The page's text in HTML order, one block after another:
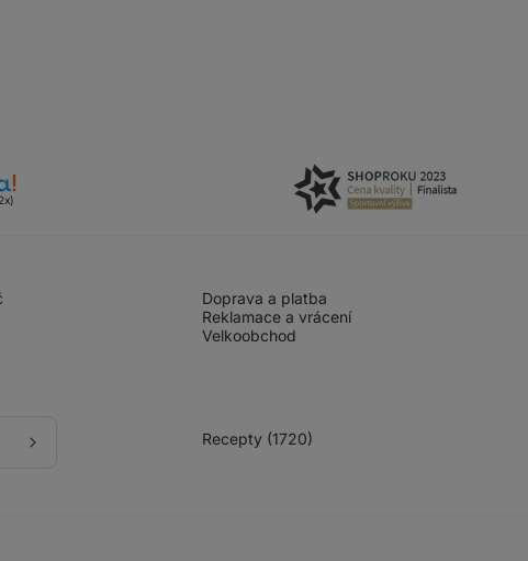
Doprava a platba
Reklamace a vrácení
Velkoobchod
Přihlásit
Recepty (1720)